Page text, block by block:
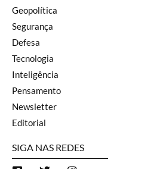
Geopolítica
Segurança
Defesa
Tecnologia
Inteligência
Pensamento
Newsletter
Editorial
SIGA NAS REDES